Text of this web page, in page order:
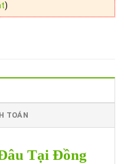
)
TOÁN
Tại Đồng